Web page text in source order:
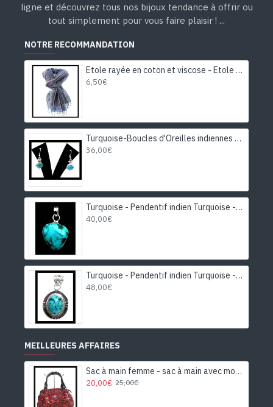
ligne et découvrez tous nos bijoux tendance à offrir ou
tout simplement pour vous faire plaisir ! ...
NOTRE RECOMMANDATION
Etole rayée en coton et viscose - Etole indienne
6,50€
Turquoise-Boucles d'Oreilles indiennes Turquoise-Bijoux Inde
36,00€
Turquoise - Pendentif indien Turquoise - Bijoux Inde
40,00€
Turquoise - Pendentif indien Turquoise - Bijoux Inde
48,00€
MEILLEURES AFFAIRES
Sac à main femme - sac à main avec motifs
20,00€ 25,00€